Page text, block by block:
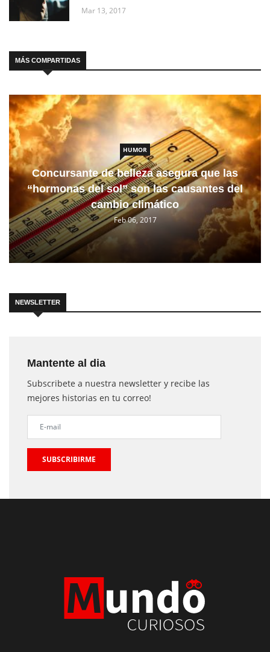
Mar 13, 2017
MÁS COMPARTIDAS
HUMOR
Concursante de belleza asegura que las
“hormonas del sol” son las causantes del
cambio climático
Feb 06, 2017
NEWSLETTER
Mantente al dia
Subscribete a nuestra newsletter y recibe las
mejores historias en tu correo!
SUBSCRIBIRME